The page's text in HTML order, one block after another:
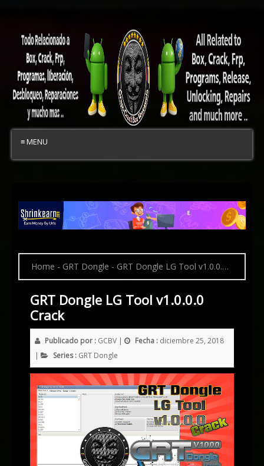
≡ MENU
Home - GRT Dongle - GRT Dongle LG Tool v1.0.0.0 Crack
GRT Dongle LG Tool v1.0.0.0
Crack
Publicado por : GCBV | Fecha : diciembre 25, 2018
|
Series : GRT Dongle